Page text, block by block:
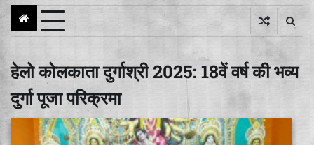
हेलो कोलकाता दुर्गाश्री 2025: 18वें वर्ष की भव्य
दुर्गा पूजा परिक्रमा